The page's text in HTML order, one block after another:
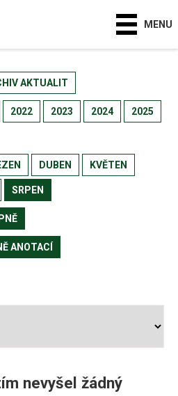
MENU
AKTUALIT
2022 2023 2024 2025
DUBEN KVĚTEN
SRPEN
ANOTACÍ
nevyšel žádný